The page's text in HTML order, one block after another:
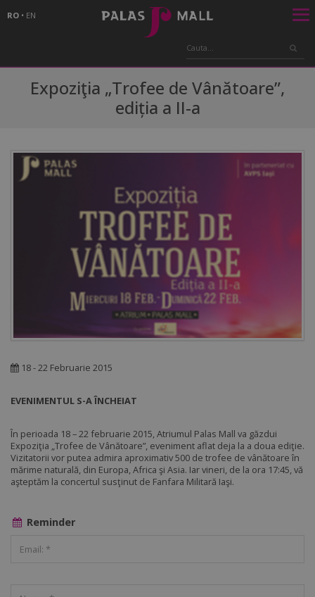
RO • EN
Expoziţia „Trofee de Vânătoare”,
ediția a II-a
18 - 22 Februarie 2015
EVENIMENTUL S-A ÎNCHEIAT
În perioada 18 – 22 februarie 2015, Atriumul Palas Mall va găzdui
Expoziţia „Trofee de Vânătoare”, eveniment aflat deja la a doua ediţie.
Vizitatorii vor putea admira aproximativ 500 de trofee de vânătoare în
mărime naturală, din Europa, Africa şi Asia. Iar vineri, de la ora 17:45, vă
aşteptăm la concertul susţinut de Fanfara Militară Iaşi.
Reminder